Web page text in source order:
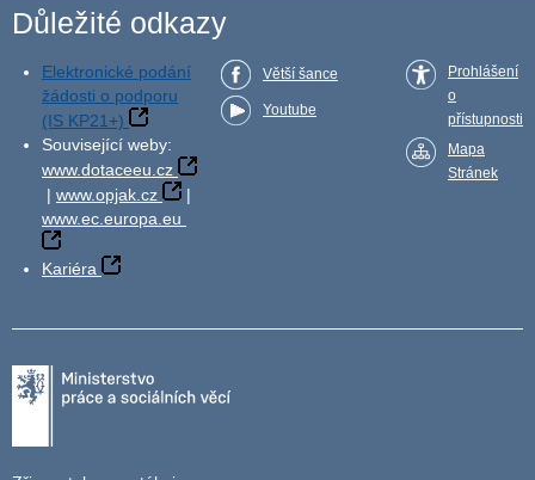
Důležité odkazy
Elektronické podání
žádosti o podporu
(IS KP21+)
Související weby:
www.dotaceeu.cz
| www.opjak.cz
|
www.ec.europa.eu
Kariéra
Větší šance
Youtube
Prohlášení
o
přístupnosti
Mapa
Stránek